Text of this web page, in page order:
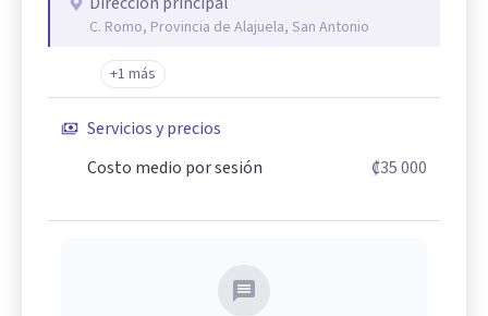
C. Romo, Provincia de Alajuela, San Antonio
+1 más
Servicios y precios
Costo medio por sesión
₡35 000